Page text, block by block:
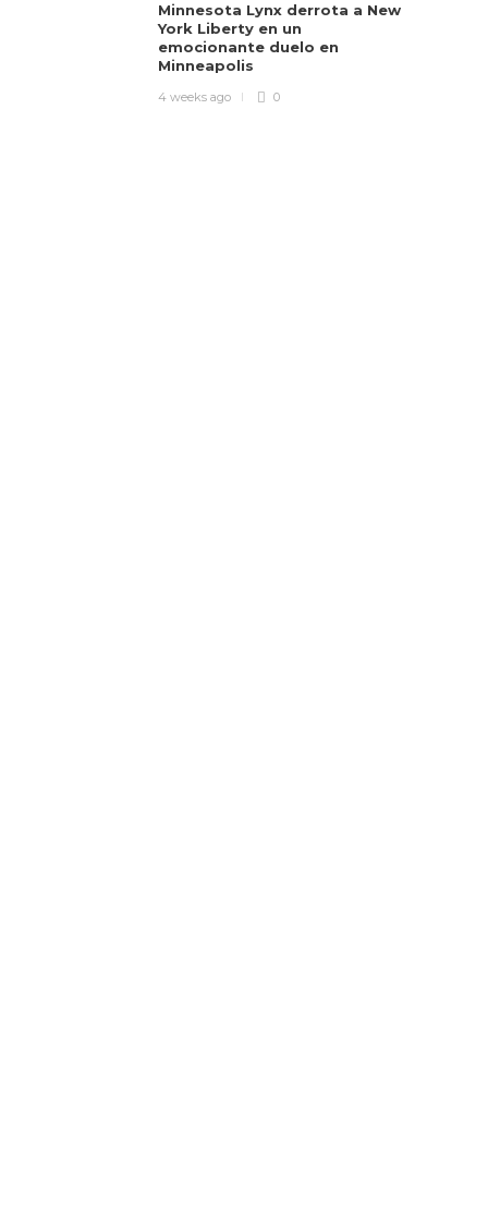
Minnesota Lynx derrota a New
York Liberty en un
emocionante duelo en
Minneapolis
4 weeks ago 0